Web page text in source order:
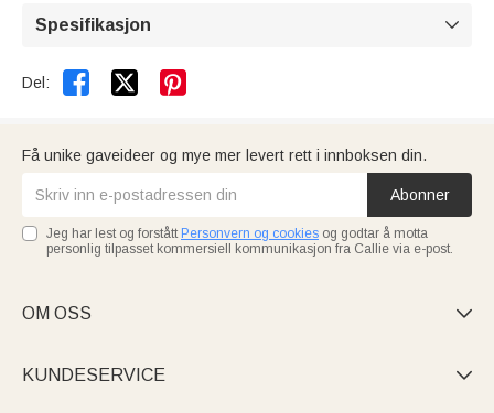
Spesifikasjon 
Del:  
Få unike gaveideer og mye mer levert rett i innboksen din.
Abonner
Jeg har lest og forstått Personvern og cookies og godtar å motta
personlig tilpasset kommersiell kommunikasjon fra Callie via e-post.
OM OSS 
KUNDESERVICE 